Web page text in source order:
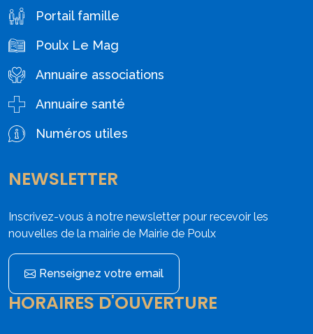
Portail famille
Poulx Le Mag
Annuaire associations
Annuaire santé
Numéros utiles
NEWSLETTER
Inscrivez-vous à notre newsletter pour recevoir les
nouvelles de la mairie de Mairie de Poulx
Renseignez votre email
HORAIRES D'OUVERTURE